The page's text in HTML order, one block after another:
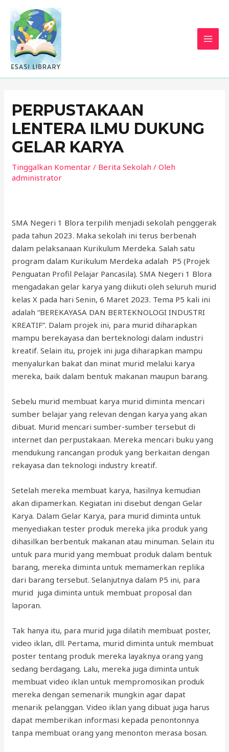
PERPUSTAKAAN
LENTERA ILMU DUKUNG
GELAR KARYA
Tinggalkan Komentar / Berita Sekolah / Oleh
administrator
SMA Negeri 1 Blora terpilih menjadi sekolah penggerak
pada tahun 2023. Maka sekolah ini terus berbenah
dalam pelaksanaan Kurikulum Merdeka. Salah satu
program dalam Kurikulum Merdeka adalah P5 (Projek
Penguatan Profil Pelajar Pancasila). SMA Negeri 1 Blora
mengadakan gelar karya yang diikuti oleh seluruh murid
kelas X pada hari Senin, 6 Maret 2023. Tema P5 kali ini
adalah “BEREKAYASA DAN BERTEKNOLOGI INDUSTRI
KREATIF”. Dalam projek ini, para murid diharapkan
mampu berekayasa dan berteknologi dalam industri
kreatif. Selain itu, projek ini juga diharapkan mampu
menyalurkan bakat dan minat murid melalui karya
mereka, baik dalam bentuk makanan maupun barang.
Sebelu murid membuat karya murid diminta mencari
sumber belajar yang relevan dengan karya yang akan
dibuat. Murid mencari sumber-sumber tersebut di
internet dan perpustakaan. Mereka mencari buku yang
mendukung rancangan produk yang berkaitan dengan
rekayasa dan teknologi industry kreatif.
Setelah mereka membuat karya, hasilnya kemudian
akan dipamerkan. Kegiatan ini disebut dengan Gelar
Karya. Dalam Gelar Karya, para murid diminta untuk
menyediakan tester produk mereka jika produk yang
dihasilkan berbentuk makanan atau minuman. Selain itu
untuk para murid yang membuat produk dalam bentuk
barang, mereka diminta untuk memamerkan replika
dari barang tersebut. Selanjutnya dalam P5 ini, para
murid juga diminta untuk membuat proposal dan
laporan.
Tak hanya itu, para murid juga dilatih membuat poster,
video iklan, dll. Pertama, murid diminta untuk membuat
poster tentang produk mereka layaknya orang yang
sedang berdagang. Lalu, mereka juga diminta untuk
membuat video iklan untuk mempromosikan produk
mereka dengan semenarik mungkin agar dapat
menarik pelanggan. Video iklan yang dibuat juga harus
dapat memberikan informasi kepada penontonnya
tanpa membuat orang yang menonton merasa bosan.